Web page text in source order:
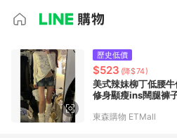
歷史低價
$523 (降$74)
美式辣妹柳丁低腰
修身顯瘦ins闊腿褲
東森購物 ETMall